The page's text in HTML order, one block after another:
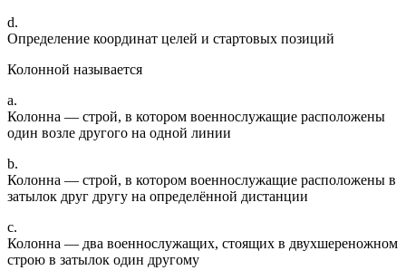
d.
Определение координат целей и стартовых позиций
Колонной называется
a.
Колонна — строй, в котором военнослужащие расположены
один возле другого на одной линии
b.
Колонна — строй, в котором военнослужащие расположены в
затылок друг другу на определённой дистанции
c.
Колонна — два военнослужащих, стоящих в двухшереножном
строю в затылок один другому